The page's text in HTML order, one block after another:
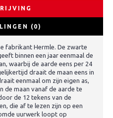
(0)
fabrikant Hermle. De zwarte
binnen een jaar eenmaal de
waarbij de aarde eens per 24
draait de maan eens in
eenmaal om zijn eigen as,
de maan vanaf de aarde te
de 12 tekens van de
die af te lezen zijn op een
uurwerk loopt op